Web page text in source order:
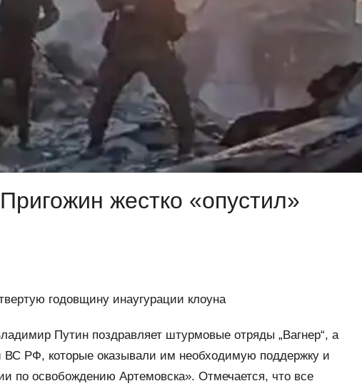
жестко «опустил»
годовщину инаугурации клоуна
Путин поздравляет штурмовые отряды „Вагнер“, а
ВС РФ, которые оказывали им необходимую поддержку и
по освобождению Артемовска». Отмечается, что все